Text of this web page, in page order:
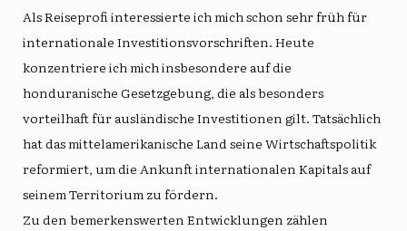
Als Reiseprofi interessierte ich mich schon sehr früh für
internationale Investitionsvorschriften. Heute
konzentriere ich mich insbesondere auf die
honduranische Gesetzgebung, die als besonders
vorteilhaft für ausländische Investitionen gilt. Tatsächlich
hat das mittelamerikanische Land seine Wirtschaftspolitik
reformiert, um die Ankunft internationalen Kapitals auf
seinem Territorium zu fördern.
Zu den bemerkenswerten Entwicklungen zählen